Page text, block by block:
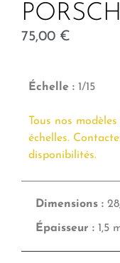
75,00 €
Échelle : 1/15
Tous nos
échelles.
disponibilités.
Dimensions :
Épaisseur : 1,5